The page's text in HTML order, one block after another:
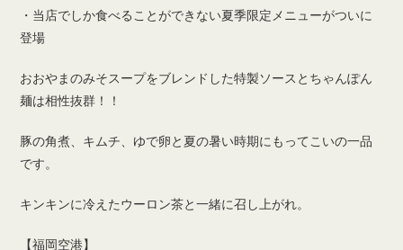
・当店でしか食べることができない夏季限定メニューがついに
登場
おおやまのみそスープをブレンドした特製ソースとちゃんぽん
麺は相性抜群！！
豚の角煮、キムチ、ゆで卵と夏の暑い時期にもってこいの一品
です。
キンキンに冷えたウーロン茶と一緒に召し上がれ。
【福岡空港】